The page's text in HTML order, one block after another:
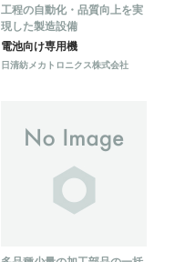
工程の自動化・品質向上を実
現した製造設備
電池向け専用機
日清紡メカトロニクス株式会社